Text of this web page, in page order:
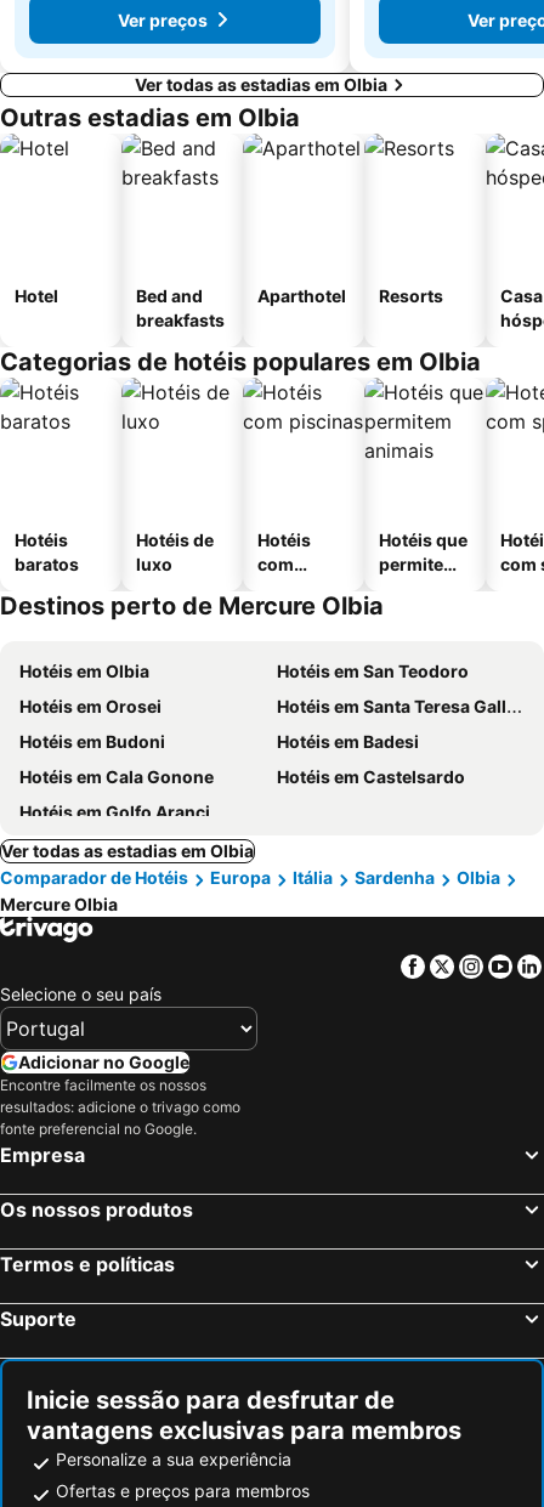
Ver preços
Ver
Ver todas as estadias em Olbia
Outras estadias em Olbia
Hotel
Bed and
breakfasts
Aparthotel Resorts
Categorias de hotéis populares em Olbia
Hotéis
baratos
Hotéis de
luxo
Hotéis
com
Hotéis que
permitem
com
Destinos perto de Mercure Olbia
Hotéis em Olbia
Hotéis em San Teodoro
Hotéis em Orosei
Hotéis em Santa Teresa Gallura
Hotéis em Budoni
Hotéis em Badesi
Hotéis em Cala Gonone
Hotéis em Castelsardo
Hotéis em Golfo Aranci
Ver todas as estadias em Olbia
Comparador de Hotéis
Europa Itália Sardenha
Olbia
Mercure Olbia
Facebook
Twitter
Selecione o seu país
Adicionar no Google
Encontre facilmente os nossos
resultados: adicione o trivago como
fonte preferencial no Google.
Empresa
Os nossos produtos
Termos e políticas
Suporte
Inicie sessão para desfrutar de
vantagens exclusivas para membros
Personalize a sua experiência
Ofertas e preços para membros